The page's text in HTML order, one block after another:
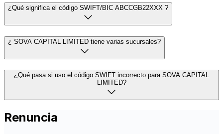
¿Qué significa el código SWIFT/BIC ABCCGB22XXX ?
¿ SOVA CAPITAL LIMITED tiene varias sucursales?
¿Qué pasa si uso el código SWIFT incorrecto para SOVA CAPITAL
LIMITED?
Renuncia